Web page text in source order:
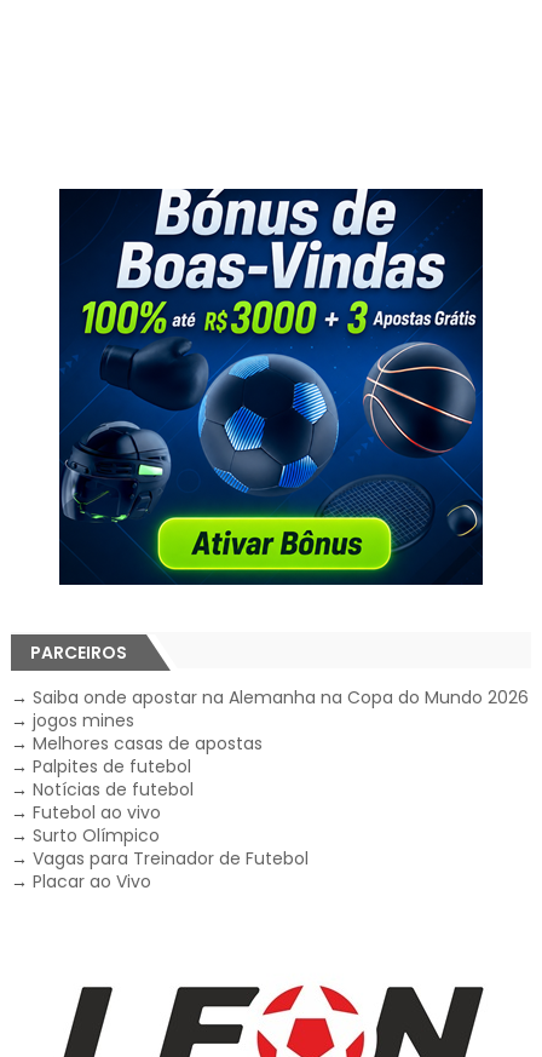
PARCEIROS
→ Saiba onde apostar na Alemanha na Copa do Mundo 2026
→ jogos mines
→ Melhores casas de apostas
→ Palpites de futebol
→ Notícias de futebol
→ Futebol ao vivo
→ Surto Olímpico
→ Vagas para Treinador de Futebol
→ Placar ao Vivo